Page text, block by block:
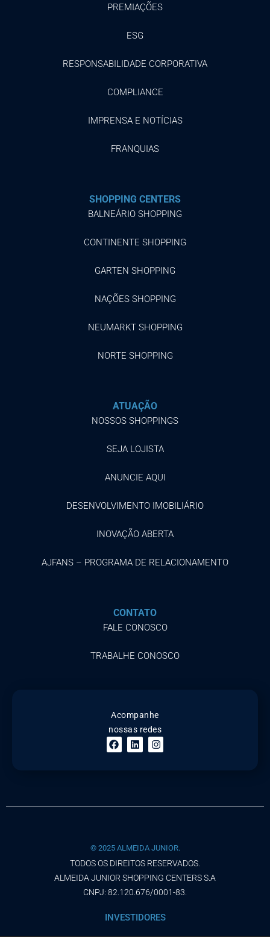
PREMIAÇÕES
ESG
RESPONSABILIDADE CORPORATIVA
COMPLIANCE
IMPRENSA E NOTÍCIAS
FRANQUIAS
SHOPPING CENTERS
BALNEÁRIO SHOPPING
CONTINENTE SHOPPING
GARTEN SHOPPING
NAÇÕES SHOPPING
NEUMARKT SHOPPING
NORTE SHOPPING
ATUAÇÃO
NOSSOS SHOPPINGS
SEJA LOJISTA
ANUNCIE AQUI
DESENVOLVIMENTO IMOBILIÁRIO
INOVAÇÃO ABERTA
AJFANS – PROGRAMA DE RELACIONAMENTO
CONTATO
FALE CONOSCO
TRABALHE CONOSCO
Acompanhe
nossas redes
© 2025 ALMEIDA JUNIOR.
TODOS OS DIREITOS RESERVADOS.
ALMEIDA JUNIOR SHOPPING CENTERS S.A
CNPJ: 82.120.676/0001-83.
INVESTIDORES